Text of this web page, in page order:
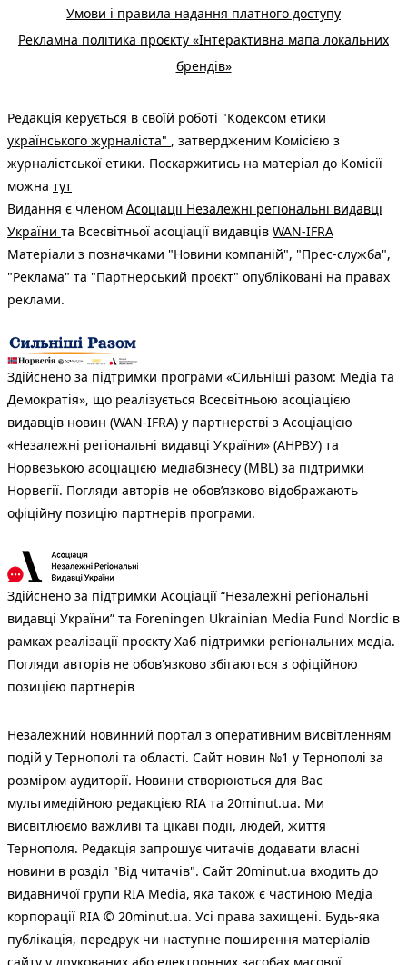
Умови і правила надання платного доступу
Рекламна політика проєкту «Інтерактивна мапа локальних
брендів»
Редакція керується в своїй роботі "Кодексом етики
українського журналіста" , затвердженим Комісією з
журналістської етики. Поскаржитись на матеріал до Комісії
можна тут
Видання є членом Асоціації Незалежні регіональні видавці
України та Всесвітньої асоціації видавців WAN-IFRA
Матеріали з позначками "Новини компаній", "Прес-служба",
"Реклама" та "Партнерський проєкт" опубліковані на правах
реклами.
Здійснено за підтримки програми «Сильніші разом: Медіа та
Демократія», що реалізується Всесвітньою асоціацією
видавців новин (WAN-IFRA) у партнерстві з Асоціацією
«Незалежні регіональні видавці України» (АНРВУ) та
Норвезькою асоціацією медіабізнесу (MBL) за підтримки
Норвегії. Погляди авторів не обов’язково відображають
офіційну позицію партнерів програми.
Здійснено за підтримки Асоціації “Незалежні регіональні
видавці України” та Foreningen Ukrainian Media Fund Nordic в
рамках реалізації проєкту Хаб підтримки регіональних медіа.
Погляди авторів не обов'язково збігаються з офіційною
позицією партнерів
Незалежний новинний портал з оперативним висвітленням
подій у Тернополі та області. Сайт новин №1 у Тернополі за
розміром аудиторії. Новини створюються для Вас
мультимедійною редакцією RIA та 20minut.ua. Ми
висвітлюємо важливі та цікаві події, людей, життя
Тернополя. Редакція запрошує читачів додавати власні
новини в розділ "Від читачів". Сайт 20minut.ua входить до
видавничої групи RIA Media, яка також є частиною Медіа
корпорації RIA © 20minut.ua. Усі права захищені. Будь-яка
публiкацiя, передрук чи наступне поширення матеріалів